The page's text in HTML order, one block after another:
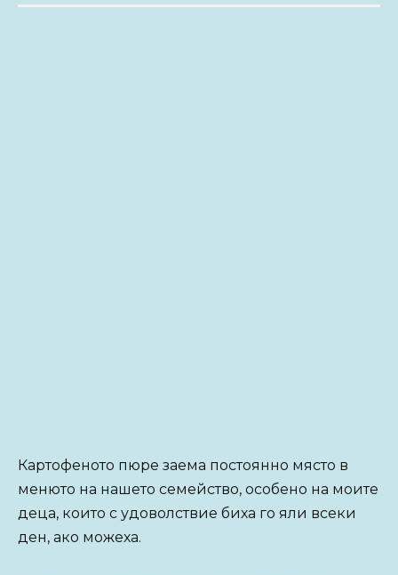
Картофеното пюре заема постоянно място в
менюто на нашето семейство, особено на моите
деца, които с удоволствие биха го яли всеки
ден, ако можеха.